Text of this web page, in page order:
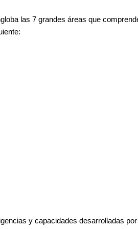
las 7 grandes áreas que
y capacidades desarrolladas